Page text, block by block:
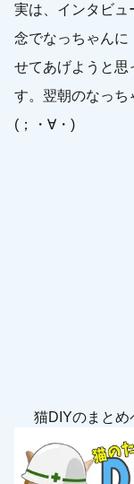
実は、インタビ
念でなっちゃんに
せてあげようと
す。翌朝のなっち
(；・∀・)
猫DIYのまとめ